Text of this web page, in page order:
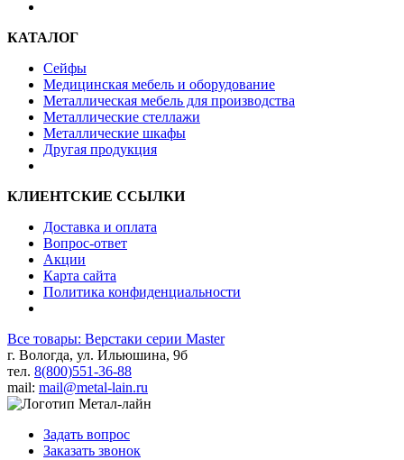
КАТАЛОГ
Сейфы
Медицинская мебель и оборудование
Металлическая мебель для производства
Металлические стеллажи
Металлические шкафы
Другая продукция
КЛИЕНТСКИЕ ССЫЛКИ
Доставка и оплата
Вопрос-ответ
Акции
Карта сайта
Политика конфиденциальности
Все товары: Верстаки серии Master
г. Вологда, ул. Ильюшина, 9б
тел. 8(800)551-36-88
mail: mail@metal-lain.ru
Задать вопрос
Заказать звонок